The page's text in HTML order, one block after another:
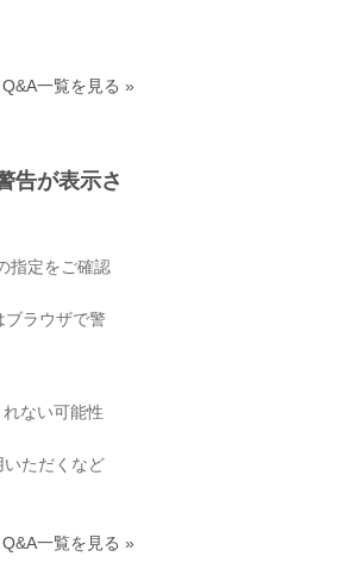
Q&A一覧を見る »
告が表示さ
指定をご確認
ブラウザで警
ない可能性
ただくなど
Q&A一覧を見る »